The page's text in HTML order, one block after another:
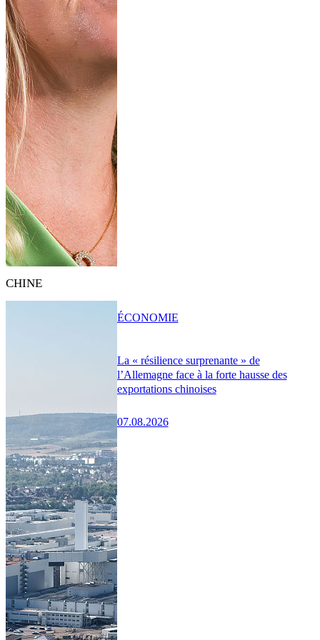
CHINE
La « résilience surprenante » de
l’Allemagne face à la forte hausse des
exportations chinoises
07.08.2026
ÉCONOMIE